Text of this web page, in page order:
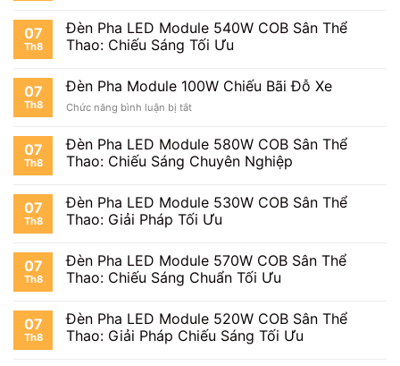
Biển
Quảng
Cáo
Pha
Module
100W
Công
07
Th8
Đèn Pha LED Module 540W COB Sân Thể
Thao: Chiếu Sáng Tối Ưu
07
Th8
Đèn Pha Module 100W Chiếu Bãi Đỗ Xe
Chức năng bình luận bị tắtở
Pha
Module
100W
Bãi
Đỗ
Xe
07
Th8
Đèn Pha LED Module 580W COB Sân Thể
Thao: Chiếu Sáng Chuyên Nghiệp
07
Th8
Đèn Pha LED Module 530W COB Sân Thể
Thao: Giải Pháp Tối Ưu
07
Th8
Đèn Pha LED Module 570W COB Sân Thể
Thao: Chiếu Sáng Chuẩn Tối Ưu
07
Th8
Đèn Pha LED Module 520W COB Sân Thể
Thao: Giải Pháp Chiếu Sáng Tối Ưu